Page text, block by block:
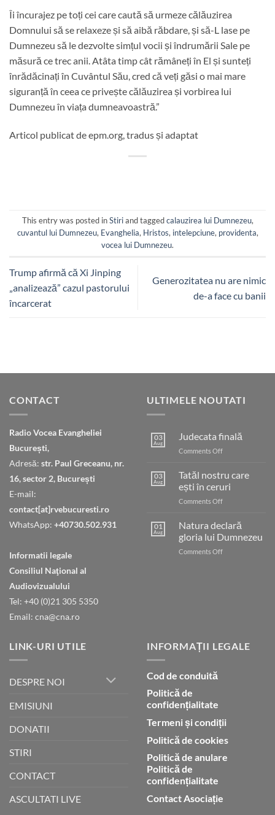
Îi încurajez pe toți cei care caută să urmeze călăuzirea
Domnului să se relaxeze și să aibă răbdare, și să-L lase pe
Dumnezeu să le dezvolte simțul vocii și îndrumării Sale pe
măsură ce trec anii. Atâta timp cât rămâneți în El și sunteți
înrădăcinați în Cuvântul Său, cred că veți găsi o mai mare
siguranță în ceea ce privește călăuzirea și vorbirea lui
Dumnezeu în viața dumneavoastră.”
Articol publicat de epm.org, tradus și adaptat
This entry was posted inStiriand taggedcalauzirea lui Dumnezeu,
cuvantul lui Dumnezeu, Evanghelia, Hristos, intelepciune, providenta,
vocea lui Dumnezeu.
Trump afirmă că Xi Jinping
„analizează” cazul pastorului
încarcerat
Generozitatea nu are nimic
de-a face cu banii
CONTACT
Radio Vocea Evangheliei
București,
Adresă: str. Paul Greceanu, nr.
16, sector 2, București
E-mail:
contact[at]rvebucuresti.ro
WhatsApp: +40730.502.931
Informatii legale
Consiliul Naţional al
Audiovizualului
Tel: +40 (0)21 305 5350
Email: cna@cna.ro
ULTIMELE NOUTATI
03
Aug
Judecata finală
Comments Offon
03
Aug
Tatăl nostru care
ești în ceruri
Comments Offon
nostru
care
ești
în
01
Aug
Natura declară
gloria lui Dumnezeu
Comments Offon
LINK-URI UTILE
DESPRE NOI
EMISIUNI
DONATII
STIRI
CONTACT
ASCULTATI LIVE
INFORMAȚII LEGALE
Cod de conduită
Politică de
confidențialitate
Termeni și condiții
Politică de cookies
Politică de anulare
Politică de
confidențialitate
Contact Asociație